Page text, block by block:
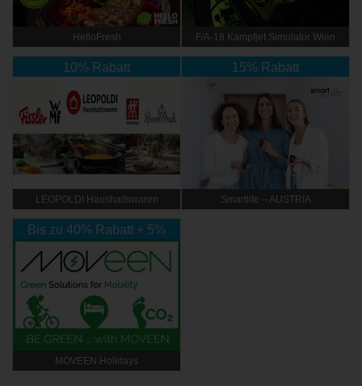
HelloFresh F/A-18 Kampfjet Simulator Wien
10% Rabatt
LEOPOLDI Haushaltswaren
15% Rabatt
Smartlife – AUSTRIA
Bis zu 40% Rabatt + 5%
Rabatt Extra
MOVEEN Holidays